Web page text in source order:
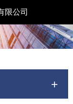
限公司